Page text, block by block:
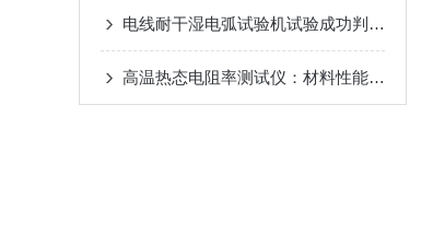
电线耐干湿电弧试验机试验成功判断方法
高温热态电阻率测试仪：材料性能评估的利器